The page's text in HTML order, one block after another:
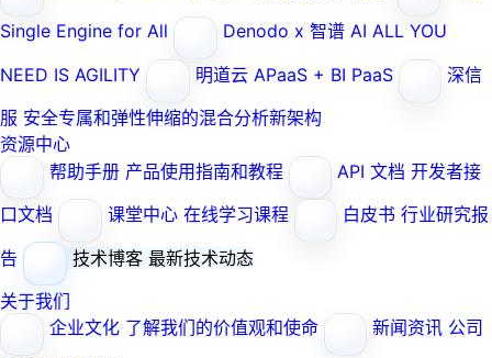
Single Engine for All
Denodo x 智谱 AI ALL YOU
NEED IS AGILITY
明道云 APaaS + BI PaaS
深信
服 安全专属和弹性伸缩的混合分析新架构
资源中心
帮助手册 产品使用指南和教程 API 文档 开发者接
口文档
课堂中心 在线学习课程 白皮书 行业研究报
告
技术博客 最新技术动态
关于我们
企业文化 了解我们的价值观和使命 新闻资讯 公司